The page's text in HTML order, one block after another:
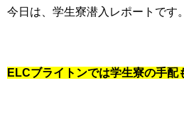
今日は、学生寮潜入レポートです。
ELCブライトンでは学生寮の手配